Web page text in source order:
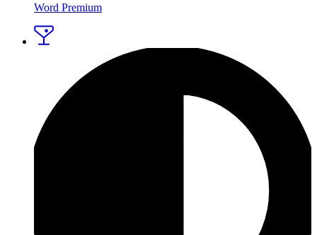
Word Premium